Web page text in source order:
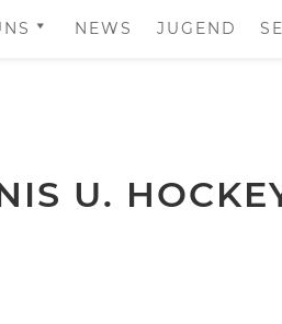
NEWS JUGEND
U.